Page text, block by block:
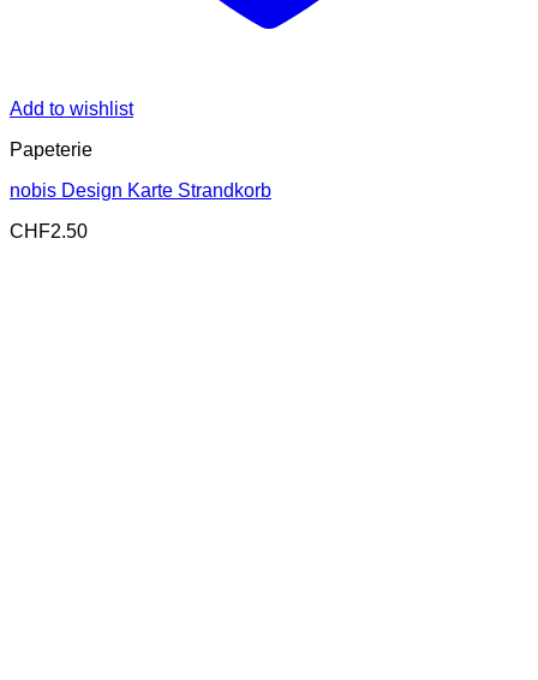
Add to wishlist
Papeterie
nobis Design Karte Strandkorb
CHF2.50